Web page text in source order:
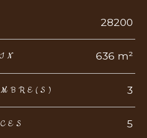
TRAD_ZEPHYR_Valeurs
28200
636 m²
3
5